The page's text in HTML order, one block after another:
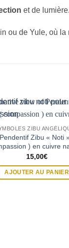
et de lumière.
ou de Yule, où
ZIBU
Pendentif Zibu « Noti
) en cuivre
15,00€
AJOUTER AU PANIER